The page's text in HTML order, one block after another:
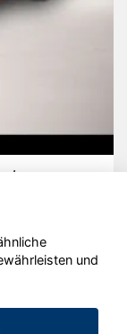
- 2026
und